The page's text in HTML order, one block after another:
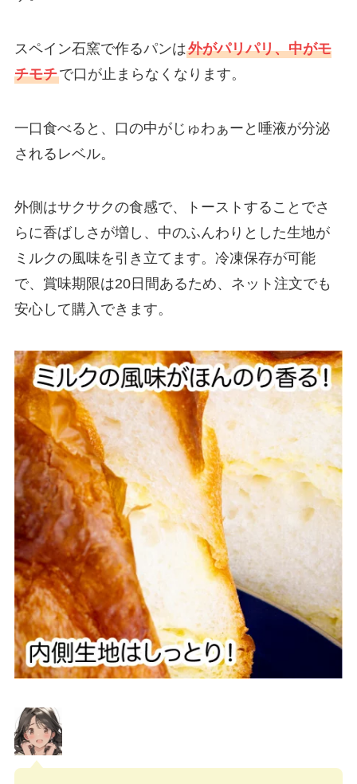
スペイン石窯で作るパンは外がパリパリ、中がモ
チモチで口が止まらなくなります。
一口食べると、口の中がじゅわぁーと唾液が分泌
されるレベル。
外側はサクサクの食感で、トーストすることでさ
らに香ばしさが増し、中のふんわりとした生地が
ミルクの風味を引き立てます。冷凍保存が可能
で、賞味期限は20日間あるため、ネット注文でも
安心して購入できます。